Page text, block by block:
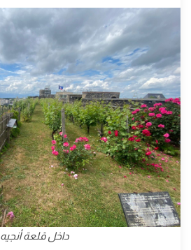
داخل قلعة أنجيه